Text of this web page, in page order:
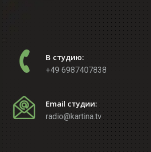
В студию:
+49 6987407838
Email студии:
radio@kartina.tv